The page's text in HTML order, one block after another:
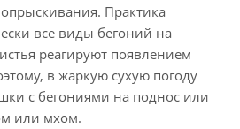
Практика
все виды бегоний на
реагируют появлением
в жаркую сухую погоду
с бегониями на поднос или
или мхом.